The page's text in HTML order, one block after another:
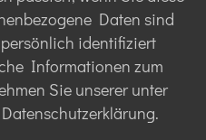
Daten sind
identifiziert
Informationen zum
Sie unserer unter